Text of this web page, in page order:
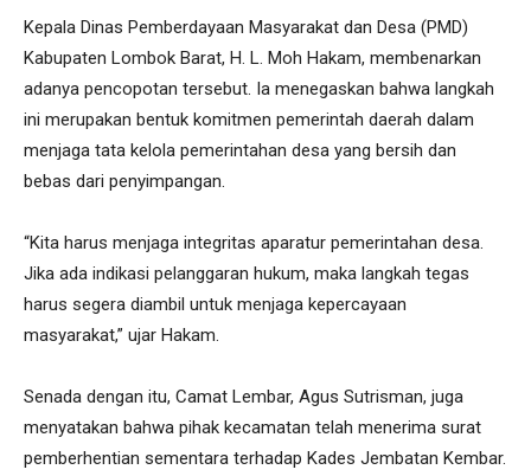
Kepala Dinas Pemberdayaan Masyarakat dan Desa (PMD)
Kabupaten Lombok Barat, H. L. Moh Hakam, membenarkan
adanya pencopotan tersebut. Ia menegaskan bahwa langkah
ini merupakan bentuk komitmen pemerintah daerah dalam
menjaga tata kelola pemerintahan desa yang bersih dan
bebas dari penyimpangan.
“Kita harus menjaga integritas aparatur pemerintahan desa.
Jika ada indikasi pelanggaran hukum, maka langkah tegas
harus segera diambil untuk menjaga kepercayaan
masyarakat,” ujar Hakam.
Senada dengan itu, Camat Lembar, Agus Sutrisman, juga
menyatakan bahwa pihak kecamatan telah menerima surat
pemberhentian sementara terhadap Kades Jembatan Kembar.